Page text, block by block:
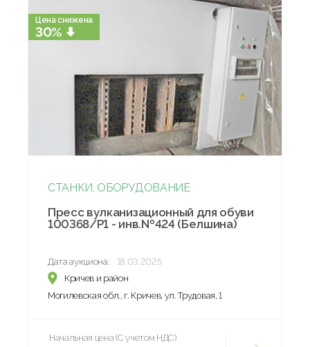
Цена снижена
30%
СТАНКИ, ОБОРУДОВАНИЕ
Пресс вулканизационный для обуви
100368/Р1 - инв.№424 (Белшина)
Дата аукциона:
18.03.2025
Кричев и район
Могилевская обл., г. Кричев, ул. Трудовая, 1
Начальная цена (С учетом НДС)